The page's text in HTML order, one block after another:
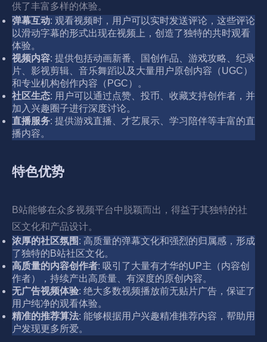
供了丰富多样的体验。
弹幕互动: 观看视频时，用户可以实时发送评论，这些评论
以滑动字幕的形式出现在视频上，创造了独特的共时观看
体验。
视频内容: 提供包括动画新番、国创作品、游戏攻略、纪录
片、影视剪辑、音乐舞蹈以及大量用户原创内容（UGC）
和专业机构创作内容（PGC）。
社区生态: 用户可以通过点赞、投币、收藏支持创作者，并
加入兴趣圈子进行深度讨论。
直播服务: 提供游戏直播、才艺展示、学习陪伴等丰富的直
播内容。
特色优势
B站能够在众多视频平台中脱颖而出，得益于其独特的社
区文化和产品设计。
浓厚的社区氛围 : 高质量的弹幕文化和强烈的归属感，形成
了独特的B站社区文化。
高质量的内容创作者: 吸引了大量有才华的UP主（内容创
作者），持续产出高质量、有深度的原创内容。
无广告视频体验: 绝大多数视频播放前无贴片广告，保证了
用户纯净的观看体验。
精准的推荐算法: 能够根据用户兴趣精准推荐内容，帮助用
户发现更多所爱。